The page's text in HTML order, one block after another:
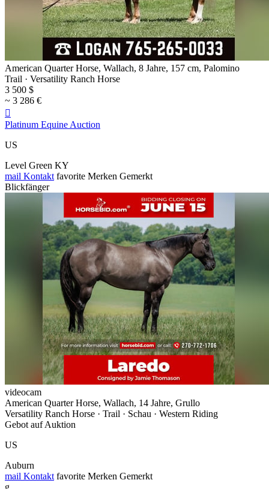
American Quarter Horse, Wallach, 8 Jahre, 157 cm, Palomino
Trail · Versatility Ranch Horse
3 500 $
~ 3 286 €

Platinum Equine Auction
US
Level Green KY
mail Kontakt favorite Merken Gemerkt
Blickfänger
videocam
American Quarter Horse, Wallach, 14 Jahre, Grullo
Versatility Ranch Horse · Trail · Schau · Western Riding
Gebot auf Auktion
US
Auburn
mail Kontakt favorite Merken Gemerkt
g